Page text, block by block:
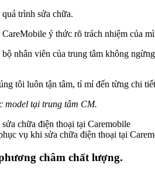
trình sửa chữa.
ý thức rõ trách nhiệm của
nhân viên của trung tâm không
tôi luôn tận tâm, tỉ mỉ đến từng chi
model tại trung tâm CM.
vụ khi sửa chữa điện thoại tại
châm chất lượng.